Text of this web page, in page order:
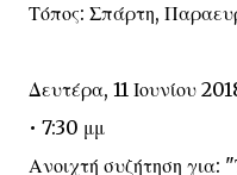
Τόπος: Σπάρτη,
Δευτέρα, 11 Ιουνίου
• 7:30 μμ
Ανοιχτή συζήτηση για: